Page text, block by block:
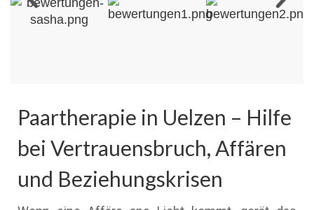
Paartherapie in Uelzen – Hilfe
bei Vertrauensbruch, Affären
und Beziehungskrisen